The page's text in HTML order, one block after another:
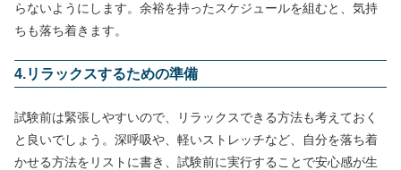
らないようにします。余裕を持ったスケジュールを組むと、気持
ちも落ち着きます。
4.リラックスするための準備
試験前は緊張しやすいので、リラックスできる方法も考えておく
と良いでしょう。深呼吸や、軽いストレッチなど、自分を落ち着
かせる方法をリストに書き、試験前に実行することで安心感が生